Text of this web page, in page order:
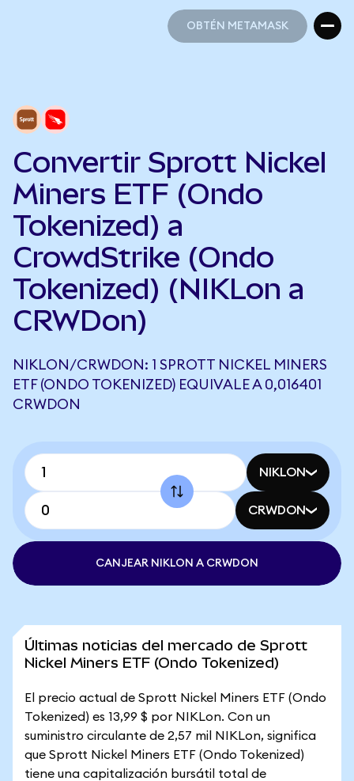
OBTÉN METAMASK
Convertir Sprott Nickel
Miners ETF (Ondo
Tokenized) a
CrowdStrike (Ondo
Tokenized) (NIKLon a
CRWDon)
NIKLON/CRWDON: 1 SPROTT NICKEL MINERS
ETF (ONDO TOKENIZED) EQUIVALE A 0,016401
CRWDON
NIKLON
CRWDON
CANJEAR NIKLON A CRWDON
Últimas noticias del mercado de Sprott
Nickel Miners ETF (Ondo Tokenized)
El precio actual de Sprott Nickel Miners ETF (Ondo
Tokenized) es 13,99 $ por NIKLon. Con un
suministro circulante de 2,57 mil NIKLon, significa
que Sprott Nickel Miners ETF (Ondo Tokenized)
tiene una capitalización bursátil total de